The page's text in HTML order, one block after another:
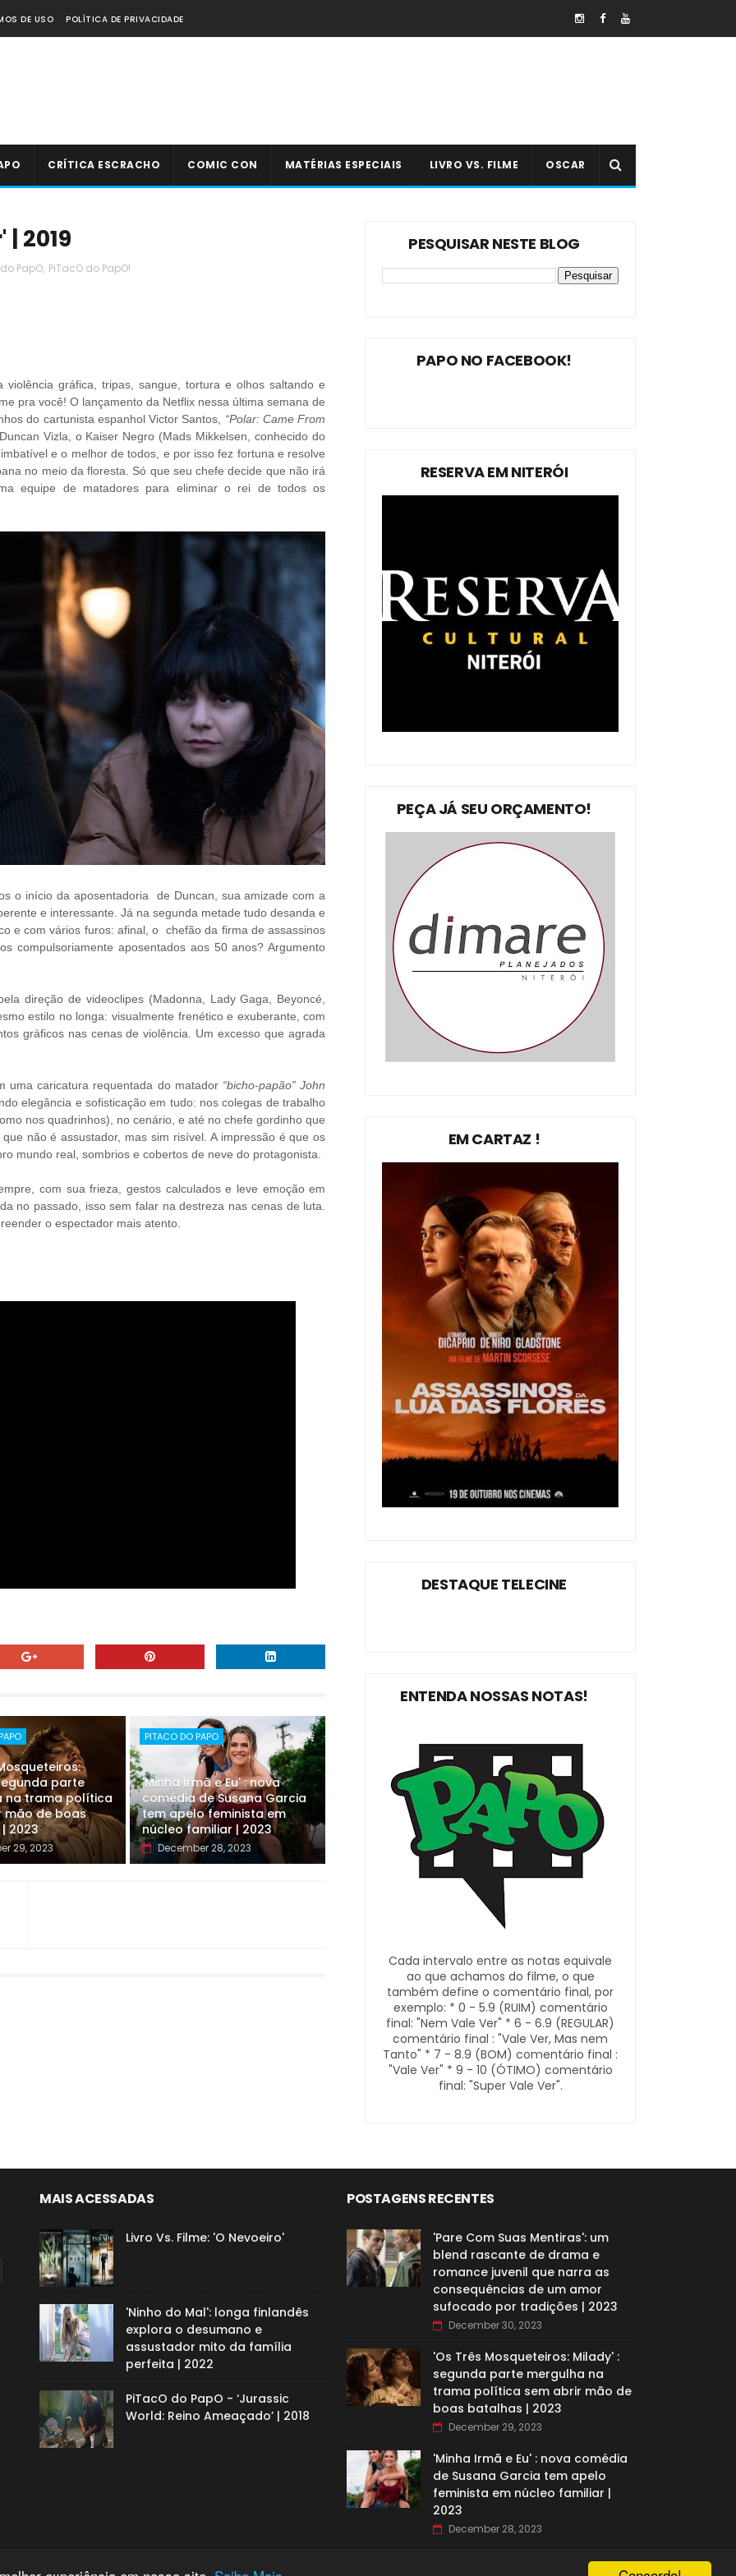
DE USO POLÍTICA DE PRIVACIDADE
CRÍTICA ESCRACHO COMIC CON MATÉRIAS ESPECIAIS LIVRO VS. FILME OSCAR
2019
PapO, PiTacO do PapO!
gráfica, tripas, sangue, tortura e olhos saltando e
pra você! O lançamento da Netflix nessa última semana de
do cartunista espanhol Victor Santos,
“Polar: Came From
Vizla, o Kaiser Negro (Mads Mikkelsen, conhecido do
e o melhor de todos, e por isso fez fortuna e resolve
no meio da floresta. Só que seu chefe decide que não irá
equipe de matadores para eliminar o rei de todos os
o início da aposentadoria de Duncan, sua amizade com a
e interessante. Já na segunda metade tudo desanda e
e com vários furos: afinal, o chefão da firma de assassinos
compulsoriamente aposentados aos 50 anos? Argumento
direção de videoclipes (Madonna, Lady Gaga, Beyoncé,
estilo no longa: visualmente frenético e exuberante, com
gráficos nas cenas de violência. Um excesso que agrada
uma caricatura requentada do matador“bicho-papão” John
elegância e sofisticação em tudo: nos colegas de trabalho
nos quadrinhos), no cenário, e até no chefe gordinho que
não é assustador, mas sim risível. A impressão é que os
mundo real, sombrios e cobertos de neve do protagonista.
com sua frieza, gestos calculados e leve emoção em
no passado, isso sem falar na destreza nas cenas de luta.
o espectador mais atento.
parte
na trama política
mão de boas
2023
29, 2023
PITACO DO PAPO
'Minha Irmã e Eu' : nova
comédia de Susana Garcia
tem apelo feminista em
núcleo familiar | 2023
December 28, 2023
PESQUISAR NESTE BLOG
PAPO NO FACEBOOK!
RESERVA EM NITERÓI
PEÇA JÁ SEU ORÇAMENTO!
EM CARTAZ !
DESTAQUE TELECINE
ENTENDA NOSSAS NOTAS!
Cada intervalo entre as notas equivale
ao que achamos do filme, o que
também define o comentário final, por
exemplo: * 0 - 5.9 (RUIM) comentário
final: "Nem Vale Ver" * 6 - 6.9 (REGULAR)
comentário final : "Vale Ver, Mas nem
Tanto" * 7 - 8.9 (BOM) comentário final :
"Vale Ver" * 9 - 10 (ÓTIMO) comentário
final: "Super Vale Ver".
MAIS ACESSADAS
Livro Vs. Filme: 'O Nevoeiro'
'Ninho do Mal': longa finlandês
explora o desumano e
assustador mito da família
perfeita | 2022
PiTacO do PapO - ‘Jurassic
World: Reino Ameaçado’ | 2018
POSTAGENS RECENTES
'Pare Com Suas Mentiras': um
blend rascante de drama e
romance juvenil que narra as
consequências de um amor
sufocado por tradições | 2023
December 30, 2023
'Os Três Mosqueteiros: Milady' :
segunda parte mergulha na
trama política sem abrir mão de
boas batalhas | 2023
December 29, 2023
'Minha Irmã e Eu' : nova comédia
de Susana Garcia tem apelo
feminista em núcleo familiar |
2023
December 28, 2023